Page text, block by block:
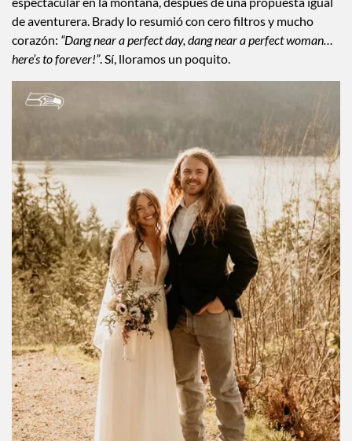
Annie Russell y Brady Russell
Annie y Brady se casaron en marzo en una ceremonia
espectacular en la montaña, después de una propuesta igual
corazón:“Dang near a perfect day, dang near a perfect woman…